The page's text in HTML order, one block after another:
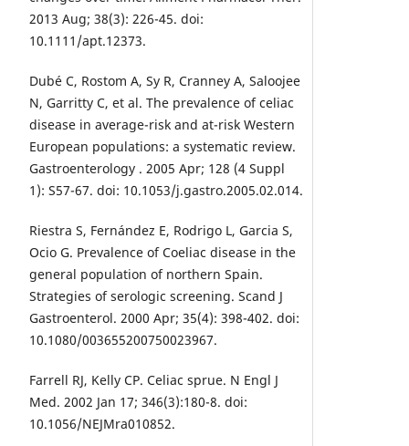
2013 Aug; 38(3): 226-45. doi:
10.1111/apt.12373.
Dubé C, Rostom A, Sy R, Cranney A, Saloojee
N, Garritty C, et al. The prevalence of celiac
disease in average-risk and at-risk Western
European populations: a systematic review.
Gastroenterology . 2005 Apr; 128 (4 Suppl
1): S57-67. doi: 10.1053/j.gastro.2005.02.014.
Riestra S, Fernández E, Rodrigo L, Garcia S,
Ocio G. Prevalence of Coeliac disease in the
general population of northern Spain.
Strategies of serologic screening. Scand J
Gastroenterol. 2000 Apr; 35(4): 398-402. doi:
10.1080/003655200750023967.
Farrell RJ, Kelly CP. Celiac sprue. N Engl J
Med. 2002 Jan 17; 346(3):180-8. doi:
10.1056/NEJMra010852.